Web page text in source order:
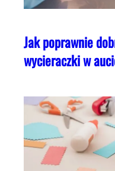
Jak poprawnie
wycieraczki w